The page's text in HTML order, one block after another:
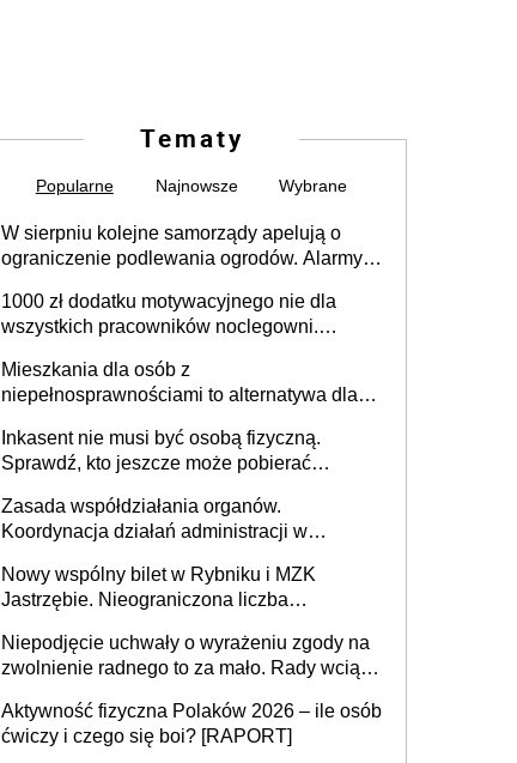
Tematy
Popularne Najnowsze Wybrane
W sierpniu kolejne samorządy apelują o
ograniczenie podlewania ogrodów. Alarmy w
może objąć cały kraj
1000 zł dodatku motywacyjnego nie dla
wszystkich pracowników noclegowni.
Mieszkania dla osób z
niepełnosprawnościami to alternatywa dla
samodzielnie lub z rodziną
Inkasent nie musi być osobą fizyczną.
Sprawdź, kto jeszcze może pobierać
Zasada współdziałania organów.
Koordynacja działań administracji w
Nowy wspólny bilet w Rybniku i MZK
Jastrzębie. Nieograniczona liczba
Niepodjęcie uchwały o wyrażeniu zgody na
zwolnienie radnego to za mało. Rady wciąż
rozstrzygać sprawy
Aktywność fizyczna Polaków 2026 – ile osób
ćwiczy i czego się boi? [RAPORT]